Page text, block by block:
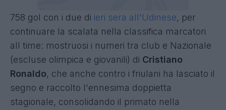
758 gol con i due di ieri sera all'Udinese, per
continuare la scalata nella classifica marcatori
all time: mostruosi i numeri tra club e Nazionale
(escluse olimpica e giovanili) di Cristiano
Ronaldo, che anche contro i friulani ha lasciato il
segno e raccolto l'ennesima doppietta
stagionale, consolidando il primato nella